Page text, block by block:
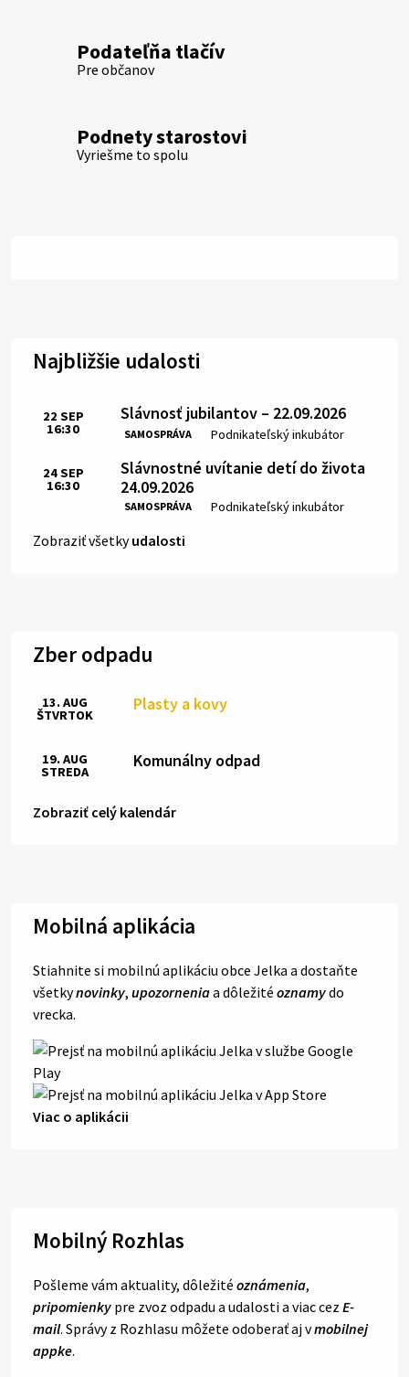
Podateľňa tlačív
Pre občanov
Podnety starostovi
Vyriešme to spolu
Najbližšie udalosti
Slávnosť jubilantov – 22.09.2026
SAMOSPRÁVA Miesto:
Podnikateľský inkubátor
Čas:
22 SEP
16:30
Slávnostné uvítanie detí do života
24.09.2026
SAMOSPRÁVA Miesto:
Podnikateľský inkubátor
Čas:
24SEP
16:30
Zobraziť všetkyudalosti
Zber odpadu
Plasty a kovy
13. AUG
ŠTVRTOK
Komunálny odpad
19. AUG
STREDA
Zobraziť celý kalendár
Mobilná aplikácia
Stiahnite si mobilnú aplikáciu obce Jelka a dostaňte
všetkynovinky, upozorneniaa dôležité oznamydo
vrecka.
Viac o aplikácii
Mobilný Rozhlas
Pošleme vám aktuality, dôležité oznámenia,
pripomienky pre zvoz odpadu a udalosti a viac cez E-
mail. Správy z Rozhlasu môžete odoberať aj vmobilnej
appke.